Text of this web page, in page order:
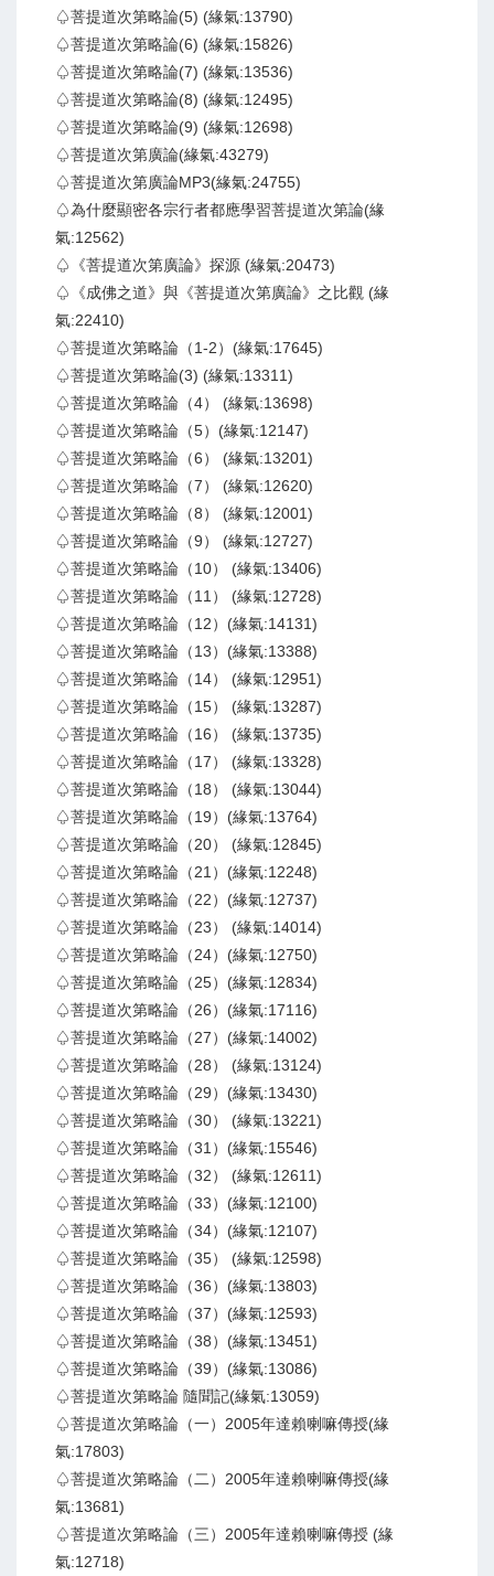
♤菩提道次第略論(5) (緣氣:13790)
♤菩提道次第略論(6) (緣氣:15826)
♤菩提道次第略論(7) (緣氣:13536)
♤菩提道次第略論(8) (緣氣:12495)
♤菩提道次第略論(9) (緣氣:12698)
♤菩提道次第廣論(緣氣:43279)
♤菩提道次第廣論MP3(緣氣:24755)
♤為什麼顯密各宗行者都應學習菩提道次第論(緣
氣:12562)
♤《菩提道次第廣論》探源 (緣氣:20473)
♤《成佛之道》與《菩提道次第廣論》之比觀 (緣
氣:22410)
♤菩提道次第略論（1-2）(緣氣:17645)
♤菩提道次第略論(3) (緣氣:13311)
♤菩提道次第略論（4） (緣氣:13698)
♤菩提道次第略論（5）(緣氣:12147)
♤菩提道次第略論（6） (緣氣:13201)
♤菩提道次第略論（7） (緣氣:12620)
♤菩提道次第略論（8） (緣氣:12001)
♤菩提道次第略論（9） (緣氣:12727)
♤菩提道次第略論（10） (緣氣:13406)
♤菩提道次第略論（11） (緣氣:12728)
♤菩提道次第略論（12）(緣氣:14131)
♤菩提道次第略論（13）(緣氣:13388)
♤菩提道次第略論（14） (緣氣:12951)
♤菩提道次第略論（15） (緣氣:13287)
♤菩提道次第略論（16） (緣氣:13735)
♤菩提道次第略論（17） (緣氣:13328)
♤菩提道次第略論（18） (緣氣:13044)
♤菩提道次第略論（19）(緣氣:13764)
♤菩提道次第略論（20） (緣氣:12845)
♤菩提道次第略論（21）(緣氣:12248)
♤菩提道次第略論（22）(緣氣:12737)
♤菩提道次第略論（23） (緣氣:14014)
♤菩提道次第略論（24）(緣氣:12750)
♤菩提道次第略論（25）(緣氣:12834)
♤菩提道次第略論（26）(緣氣:17116)
♤菩提道次第略論（27）(緣氣:14002)
♤菩提道次第略論（28） (緣氣:13124)
♤菩提道次第略論（29）(緣氣:13430)
♤菩提道次第略論（30） (緣氣:13221)
♤菩提道次第略論（31）(緣氣:15546)
♤菩提道次第略論（32） (緣氣:12611)
♤菩提道次第略論（33）(緣氣:12100)
♤菩提道次第略論（34）(緣氣:12107)
♤菩提道次第略論（35） (緣氣:12598)
♤菩提道次第略論（36）(緣氣:13803)
♤菩提道次第略論（37）(緣氣:12593)
♤菩提道次第略論（38）(緣氣:13451)
♤菩提道次第略論（39）(緣氣:13086)
♤菩提道次第略論 隨聞記(緣氣:13059)
♤菩提道次第略論（一）2005年達賴喇嘛傳授(緣
氣:17803)
♤菩提道次第略論（二）2005年達賴喇嘛傳授(緣
氣:13681)
♤菩提道次第略論（三）2005年達賴喇嘛傳授 (緣
氣:12718)